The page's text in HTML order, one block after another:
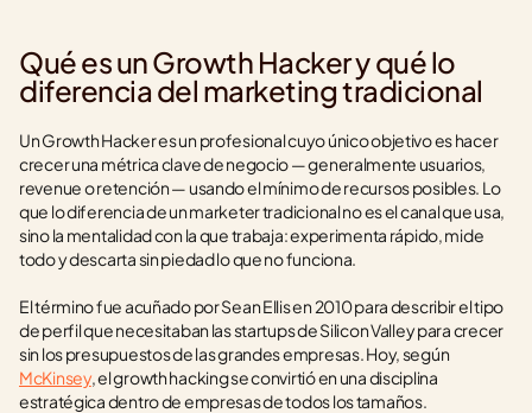
Qué es un Growth Hacker y qué lo
diferencia del marketing tradicional
Un Growth Hacker es un profesional cuyo único objetivo es hacer
crecer una métrica clave de negocio — generalmente usuarios,
revenue o retención — usando el mínimo de recursos posibles. Lo
que lo diferencia de un marketer tradicional no es el canal que usa,
sino la mentalidad con la que trabaja: experimenta rápido, mide
todo y descarta sin piedad lo que no funciona.
El término fue acuñado por Sean Ellis en 2010 para describir el tipo
de perfil que necesitaban las startups de Silicon Valley para crecer
McKinsey, el growth hacking se convirtió en una disciplina
estratégica dentro de empresas de todos los tamaños.